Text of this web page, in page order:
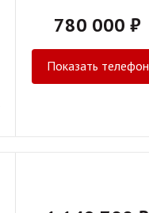
780 000 ₽
Показать телефон